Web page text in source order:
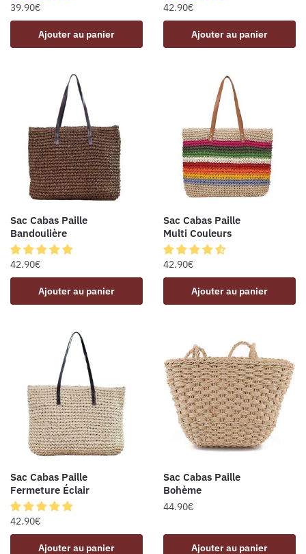
39.90€
Ajouter au panier
42.90€
Ajouter au panier
Sac Cabas Paille
Bandoulière
42.90€
Ajouter au panier
Sac Cabas Paille
Multi Couleurs
42.90€
Ajouter au panier
Sac Cabas Paille
Fermeture Éclair
42.90€
Ajouter au panier
Sac Cabas Paille
Bohème
44.90€
Ajouter au panier